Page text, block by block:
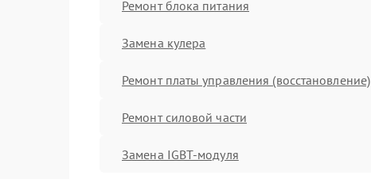
Ремонт блока питания
Замена кулера
Ремонт платы управления (восстановление)
Ремонт силовой части
Замена IGBT-модуля